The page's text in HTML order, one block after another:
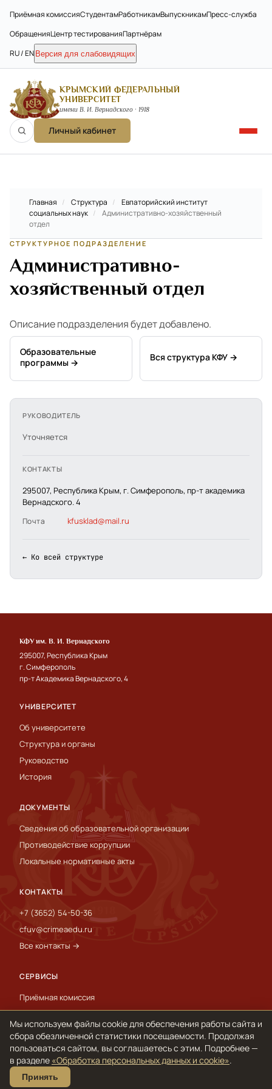
Приёмная комиссияСтудентамРаботникамВыпускникамПресс-служба
ОбращенияЦентр тестированияПартнёрам
RU / EN Версия для слабовидящих
КРЫМСКИЙ ФЕДЕРАЛЬНЫЙ
УНИВЕРСИТЕТ
имени В. И. Вернадского · 1918
Личный кабинет
Главная / Структура /
Евпаторийский институт
социальных наук /
Административно-хозяйственный
отдел
СТРУКТУРНОЕ ПОДРАЗДЕЛЕНИЕ
Административно-
хозяйственный отдел
Описание подразделения будет добавлено.
Образовательные
программы →
Вся структура КФУ →
РУКОВОДИТЕЛЬ
Уточняется
КОНТАКТЫ
295007, Республика Крым, г. Симферополь, пр-т академика
Вернадского. 4
Почта kfusklad@mail.ru
← Ко всей структуре
КФУ им. В. И. Вернадского
295007, Республика Крым
г. Симферополь
пр-т Академика Вернадского, 4
УНИВЕРСИТЕТ
Об университете
Структура и органы
Руководство
История
ДОКУМЕНТЫ
Сведения об образовательной организации
Противодействие коррупции
Локальные нормативные акты
КОНТАКТЫ
+7 (3652) 54-50-36
cfuv@crimeaedu.ru
Все контакты →
СЕРВИСЫ
Приёмная комиссия
Пресс-служба
International
© 1918–2026 ФГАОУ ВО «КФУ им. В. И. Вернадского»
Обработка персональных данных и cookie
Мы используем файлы cookie для обеспечения работы сайта и
сбора обезличенной статистики посещаемости. Продолжая
пользоваться сайтом, вы соглашаетесь с этим. Подробнее —
в разделе «Обработка персональных данных и cookie».
Принять